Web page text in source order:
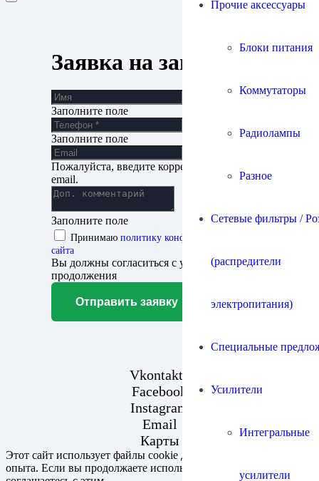
Прочие аксессуары
Блоки питания
Коммутаторы
Радиолампы
Разное
Сетевые фильтры /
(распредители
электропитания)
Специальные
Усилители
Интегральные
усилители
Заявка на запись
Заполните поле
Заполните поле
Пожалуйста, введите корректный адрес
email.
Заполните поле
Принимаю политику конфиденциальности
сайта
Вы должны согласиться с условиями для
продолжения
Отправить заявку
Vkontakte
Facebook
Instagram
Email
Карты
Этот сайт использует файлы cookie для улучшения вашего
опыта. Если вы продолжаете использовать этот сайт, вы